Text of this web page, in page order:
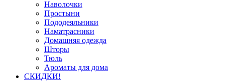
Наволочки
Простыни
Пододеяльники
Наматрасники
Домашняя одежда
Шторы
Тюль
Ароматы для дома
СКИДКИ!